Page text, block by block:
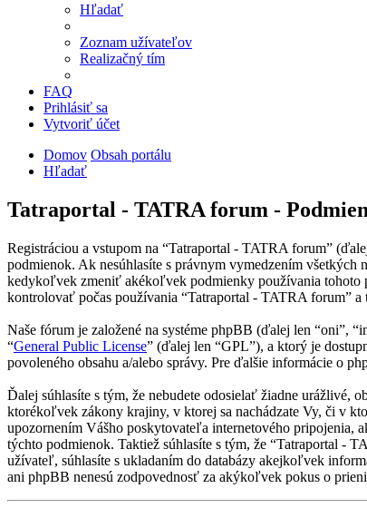
Hľadať
Zoznam užívateľov
Realizačný tím
FAQ
Prihlásiť sa
Vytvoriť účet
Domov Obsah portálu
Hľadať
Tatraportal - TATRA forum -
Registráciou a vstupom na “Tatraportal - TATRA forum”
podmienok. Ak nesúhlasíte s právnym vymedzením všetkých
kedykoľvek zmeniť akékoľvek podmienky používania tohoto
kontrolovať počas používania “Tatraportal - TATRA forum”
Naše fórum je založené na systéme phpBB (ďalej len “oni”,
“General Public License” (ďalej len “GPL”), a ktorý je
povoleného obsahu a/alebo správy. Pre ďalšie informácie o
Ďalej súhlasíte s tým, že nebudete odosielať žiadne urážlivé,
ktorékoľvek zákony krajiny, v ktorej sa nachádzate Vy, či v
upozornením Vášho poskytovateľa internetového pripojenia,
týchto podmienok. Taktiež súhlasíte s tým, že “Tatraportal
užívateľ, súhlasíte s ukladaním do databázy akejkoľvek
ani phpBB nenesú zodpovednosť za akýkoľvek pokus o